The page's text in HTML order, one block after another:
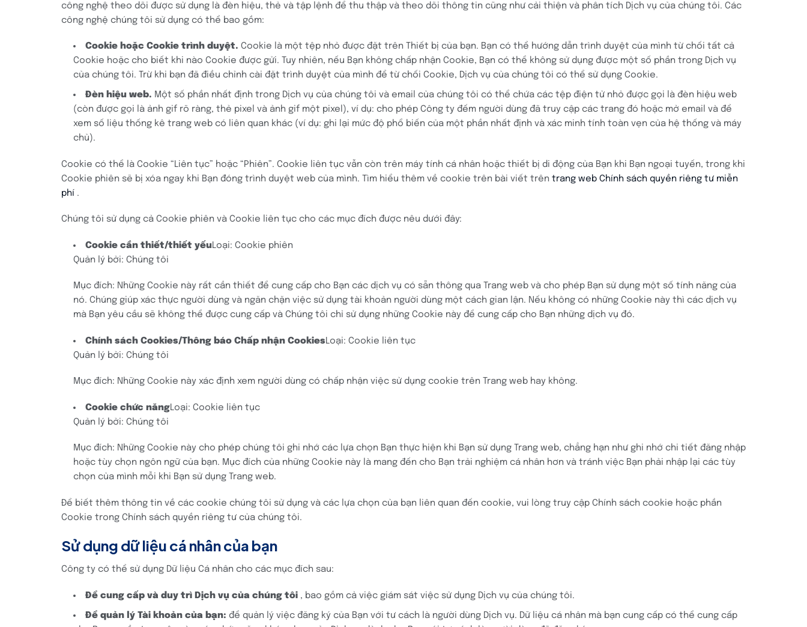
công nghệ theo dõi được sử dụng là đèn hiệu, thẻ và tập lệnh để thu thập và theo dõi thông tin cũng như cải thiện và phân tích Dịch vụ của chúng tôi. Các
công nghệ chúng tôi sử dụng có thể bao gồm:
Cookie hoặc Cookie trình duyệt. Cookie là một tệp nhỏ được đặt trên Thiết bị của bạn. Bạn có thể hướng dẫn trình duyệt của mình từ chối tất cả
Cookie hoặc cho biết khi nào Cookie được gửi. Tuy nhiên, nếu Bạn không chấp nhận Cookie, Bạn có thể không sử dụng được một số phần trong Dịch vụ
của chúng tôi. Trừ khi bạn đã điều chỉnh cài đặt trình duyệt của mình để từ chối Cookie, Dịch vụ của chúng tôi có thể sử dụng Cookie.
Đèn hiệu web. Một số phần nhất định trong Dịch vụ của chúng tôi và email của chúng tôi có thể chứa các tệp điện tử nhỏ được gọi là đèn hiệu web
(còn được gọi là ảnh gif rõ ràng, thẻ pixel và ảnh gif một pixel), ví dụ: cho phép Công ty đếm người dùng đã truy cập các trang đó hoặc mở email và để
xem số liệu thống kê trang web có liên quan khác (ví dụ: ghi lại mức độ phổ biến của một phần nhất định và xác minh tính toàn vẹn của hệ thống và máy
chủ).
Cookie có thể là Cookie “Liên tục” hoặc “Phiên”. Cookie liên tục vẫn còn trên máy tính cá nhân hoặc thiết bị di động của Bạn khi Bạn ngoại tuyến, trong khi
Cookie phiên sẽ bị xóa ngay khi Bạn đóng trình duyệt web của mình. Tìm hiểu thêm về cookie trên bài viết trên trang web Chính sách quyền riêng tư miễn
phí .
Chúng tôi sử dụng cả Cookie phiên và Cookie liên tục cho các mục đích được nêu dưới đây:
Cookie cần thiết/thiết yếuLoại: Cookie phiên
Quản lý bởi: Chúng tôi
Mục đích: Những Cookie này rất cần thiết để cung cấp cho Bạn các dịch vụ có sẵn thông qua Trang web và cho phép Bạn sử dụng một số tính năng của
nó. Chúng giúp xác thực người dùng và ngăn chặn việc sử dụng tài khoản người dùng một cách gian lận. Nếu không có những Cookie này thì các dịch vụ
mà Bạn yêu cầu sẽ không thể được cung cấp và Chúng tôi chỉ sử dụng những Cookie này để cung cấp cho Bạn những dịch vụ đó.
Chính sách Cookies/Thông báo Chấp nhận CookiesLoại: Cookie liên tục
Quản lý bởi: Chúng tôi
Mục đích: Những Cookie này xác định xem người dùng có chấp nhận việc sử dụng cookie trên Trang web hay không.
Cookie chức năngLoại: Cookie liên tục
Quản lý bởi: Chúng tôi
Mục đích: Những Cookie này cho phép chúng tôi ghi nhớ các lựa chọn Bạn thực hiện khi Bạn sử dụng Trang web, chẳng hạn như ghi nhớ chi tiết đăng nhập
hoặc tùy chọn ngôn ngữ của bạn. Mục đích của những Cookie này là mang đến cho Bạn trải nghiệm cá nhân hơn và tránh việc Bạn phải nhập lại các tùy
chọn của mình mỗi khi Bạn sử dụng Trang web.
Để biết thêm thông tin về các cookie chúng tôi sử dụng và các lựa chọn của bạn liên quan đến cookie, vui lòng truy cập Chính sách cookie hoặc phần
Cookie trong Chính sách quyền riêng tư của chúng tôi.
Sử dụng dữ liệu cá nhân của bạn
Công ty có thể sử dụng Dữ liệu Cá nhân cho các mục đích sau:
Để cung cấp và duy trì Dịch vụ của chúng tôi, bao gồm cả việc giám sát việc sử dụng Dịch vụ của chúng tôi.
Để quản lý Tài khoản của bạn: để quản lý việc đăng ký của Bạn với tư cách là người dùng Dịch vụ. Dữ liệu cá nhân mà bạn cung cấp có thể cung cấp